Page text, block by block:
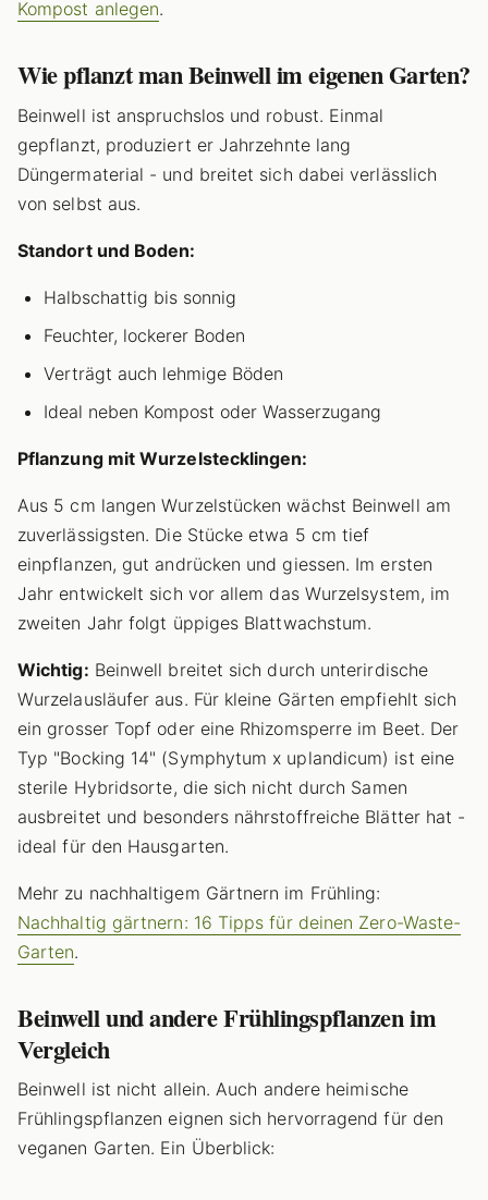
Kompost anlegen.
Wie pflanzt man Beinwell im eigenen Garten?
Beinwell ist anspruchslos und robust. Einmal
gepflanzt, produziert er Jahrzehnte lang
Düngermaterial - und breitet sich dabei verlässlich
von selbst aus.
Standort und Boden:
Halbschattig bis sonnig
Feuchter, lockerer Boden
Verträgt auch lehmige Böden
Ideal neben Kompost oder Wasserzugang
Pflanzung mit Wurzelstecklingen:
Aus 5 cm langen Wurzelstücken wächst Beinwell am
zuverlässigsten. Die Stücke etwa 5 cm tief
einpflanzen, gut andrücken und giessen. Im ersten
Jahr entwickelt sich vor allem das Wurzelsystem, im
zweiten Jahr folgt üppiges Blattwachstum.
Wichtig: Beinwell breitet sich durch unterirdische
Wurzelausläufer aus. Für kleine Gärten empfiehlt sich
ein grosser Topf oder eine Rhizomsperre im Beet. Der
Typ "Bocking 14" (Symphytum x uplandicum) ist eine
sterile Hybridsorte, die sich nicht durch Samen
ausbreitet und besonders nährstoffreiche Blätter hat -
ideal für den Hausgarten.
Mehr zu nachhaltigem Gärtnern im Frühling:
Nachhaltig gärtnern: 16 Tipps für deinen Zero-Waste-
Garten.
Beinwell und andere Frühlingspflanzen im
Vergleich
Beinwell ist nicht allein. Auch andere heimische
Frühlingspflanzen eignen sich hervorragend für den
veganen Garten. Ein Überblick: